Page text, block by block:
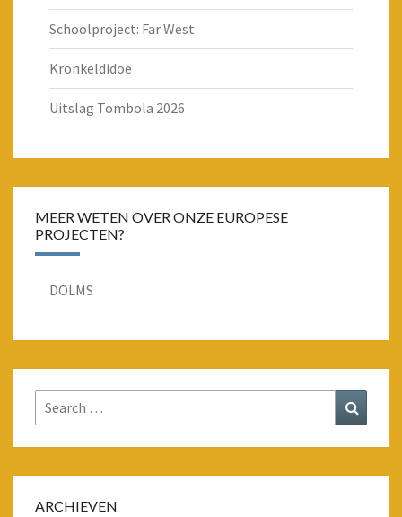
Schoolproject: Far West
Kronkeldidoe
Uitslag Tombola 2026
MEER WETEN OVER ONZE EUROPESE
PROJECTEN?
DOLMS
Search
for:
ARCHIEVEN